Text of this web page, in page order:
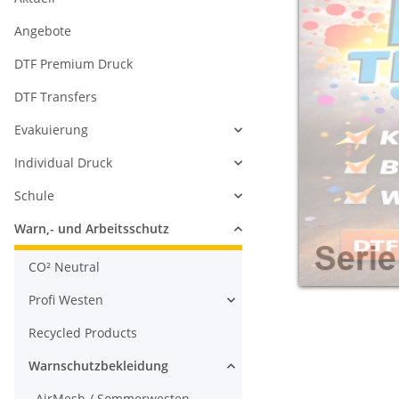
Angebote
DTF Premium Druck
DTF Transfers
Evakuierung
Individual Druck
Schule
Warn,- und Arbeitsschutz
CO² Neutral
Profi Westen
Recycled Products
Warnschutzbekleidung